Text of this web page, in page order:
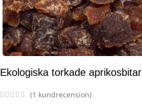
Ekologiska torkade aprikosbitar
(1 kundrecension)